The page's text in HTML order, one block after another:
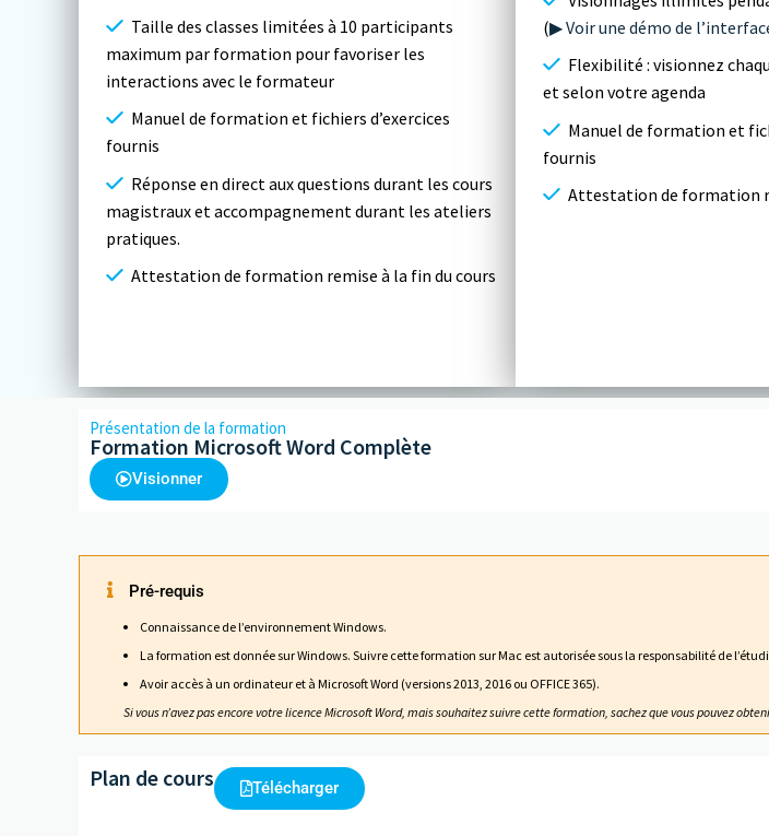
Taille des classes limitées à 10 participants
maximum par formation pour favoriser les
interactions avec le formateur
Manuel de formation et fichiers d’exercices
fournis
Réponse en direct aux questions durant les cours
magistraux et accompagnement durant les ateliers
pratiques.
Attestation de formation remise à la fin du cours
(▶ Voir une démo de
Flexibilité : visionnez
et selon votre agenda
Manuel de formation et
fournis
Attestation de formation
Présentation de la formation
Formation Microsoft Word Complète
Visionner
Pré-requis
Connaissance de l’environnement Windows.
La formation est donnée sur Windows. Suivre cette formation sur Mac est autorisée sous la responsabilité de
Avoir accès à un ordinateur et à Microsoft Word (versions 2013, 2016 ou OFFICE 365).
Si vous n’avez pas encore votre licence Microsoft Word, mais souhaitez suivre cette formation, sachez que vous pouvez
Plan de cours Télécharger